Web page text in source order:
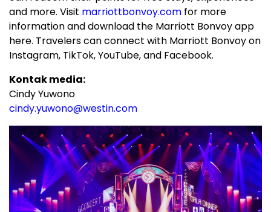
and more. Visit marriottbonvoy.com for more
information and download the Marriott Bonvoy app
here. Travelers can connect with Marriott Bonvoy on
Instagram, TikTok, YouTube, and Facebook.
Kontak media:
Cindy Yuwono
cindy.yuwono@westin.com